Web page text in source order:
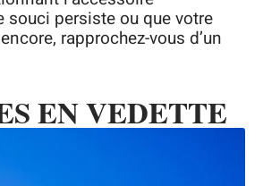
souci persiste ou que votre
rapprochez-vous d’un
EN VEDETTE